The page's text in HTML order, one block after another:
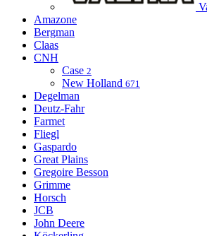
Amazone
Bergman
Claas
CNH
Case 2
New Holland 671
Degelman
Deutz-Fahr
Farmet
Fliegl
Gaspardo
Great Plains
Gregoire Besson
Grimme
Horsch
JCB
John Deere